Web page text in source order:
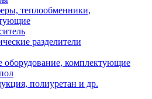
теплообменники,
разделители
оборудование, комплектующие
полиуретан и др.